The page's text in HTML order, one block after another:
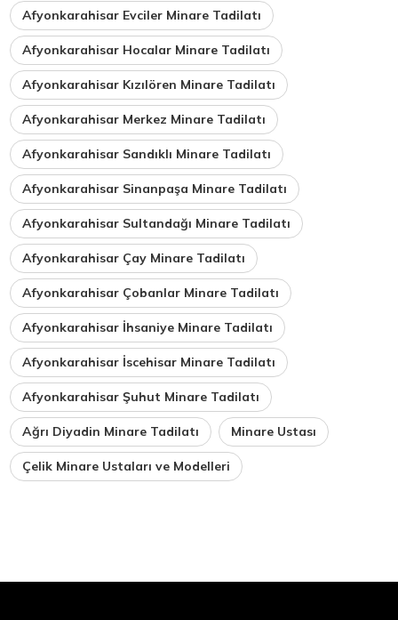
Afyonkarahisar Evciler Minare Tadilatı
Afyonkarahisar Hocalar Minare Tadilatı
Afyonkarahisar Kızılören Minare Tadilatı
Afyonkarahisar Merkez Minare Tadilatı
Afyonkarahisar Sandıklı Minare Tadilatı
Afyonkarahisar Sinanpaşa Minare Tadilatı
Afyonkarahisar Sultandağı Minare Tadilatı
Afyonkarahisar Çay Minare Tadilatı
Afyonkarahisar Çobanlar Minare Tadilatı
Afyonkarahisar İhsaniye Minare Tadilatı
Afyonkarahisar İscehisar Minare Tadilatı
Afyonkarahisar Şuhut Minare Tadilatı
Ağrı Diyadin Minare Tadilatı Minare Ustası
Çelik Minare Ustaları ve Modelleri